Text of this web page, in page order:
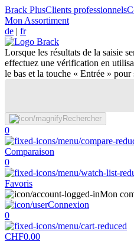
Brack PlusClients professionnels
Mon Assortiment
de | fr
Lorsque les résultats de la saisie
effectuez une vérification en
le bas et la touche « Entrée » pour
Rechercher
0
Comparaison
0
Favoris
Mon
Connexion
0
CHF0.00